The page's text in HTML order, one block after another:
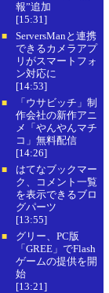
報”追加
[15:31]
■
ServersManと連携
できるカメラアプ
リがスマートフォ
ン対応に
[14:53]
■
「ウサビッチ」制
作会社の新作アニ
メ「やんやんマチ
コ」無料配信
[14:26]
■
はてなブックマー
ク、コメント一覧
を表示できるブロ
グパーツ
[13:55]
■
グリー、PC版
「GREE」でFlash
ゲームの提供を開
始
[13:21]